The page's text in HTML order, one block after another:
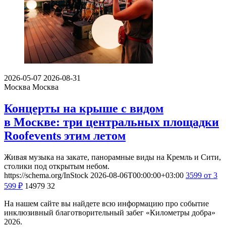
2026-05-07 2026-08-31
Москва Москва
Концерты на крыше с видом
в Москве: три центральных площадки
Roofevents этим летом
Живая музыка на закате, панорамные виды на Кремль и Сити,
столики под открытым небом.
https://schema.org/InStock 2026-08-06T00:00:00+03:00 3599 от 3
599 ₽ 14979 32
На нашем сайте вы найдете всю информацию про событие
инклюзивный благотворительный забег «Километры добра»
2026.